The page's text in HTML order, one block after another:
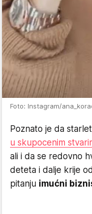
Foto: Instagram/
Poznato je da
u skupocenim
ali i da se redovno
deteta i dalje krije
pitanju imućni